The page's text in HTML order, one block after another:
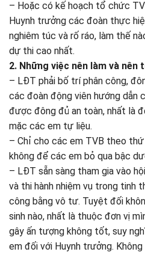
– Hoặc có kế hoạch tổ chức
Huynh trưởng các đoàn thực
nghiêm túc và rố ráo, làm thế
dự thi cao nhất.
2. Những việc nên làm và nên
– LĐT phải bố trí phân công,
các đoàn động viên hướng dẫn
được đông đủ an toàn, nhất là
mặc các em tự liệu.
– Chỉ cho các em TVB theo
không để các em bỏ qua bậc
– LĐT sẵn sàng tham gia vào
và thi hành nhiệm vụ trong tinh
công bằng vô tư. Tuyệt đối
sinh nào, nhất là thuộc đơn vị
gây ấn tượng không tốt, suy
em đối với Huynh trưởng.